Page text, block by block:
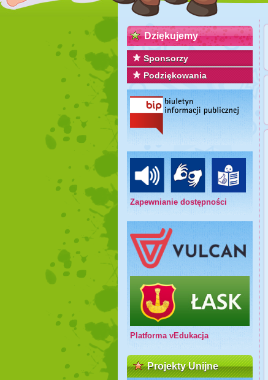
Dziękujemy
Sponsorzy
Podziękowania
Zapewnianie dostępności
Platforma vEdukacja
Projekty Unijne